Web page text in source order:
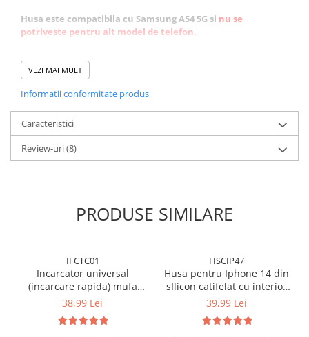
Husa este compatibila cu Samsung A54 5G si nu se
potriveste pentru alt model de telefon.
Caracteristici:
✅decupaje precise
✅faciliteaza incarcarea wierless
✅marginile reliefate nu permit atingerea camerei sau a ecranului
de suprafetele plane.
✅se curata usor, materialul din care este confectionata fiind
rezistent la apa.
‼️ Disclaimer: Pozele au caracter pur informativ și pot să difere
imagini. Vă mulțumim pentru înțelegere!
VEZI MAI MULT
Informatii conformitate produs
Caracteristici
Review-uri(8)
PRODUSE SIMILARE
IFCTC01
Incarcator universal
(incarcare rapida) mufa
Type-C 20W - Alb
38,99 Lei
HSCIP47
Husa pentru Iphone 14 din
sIlicon catifelat cu interior
din microfibra si protectie
39,99 Lei